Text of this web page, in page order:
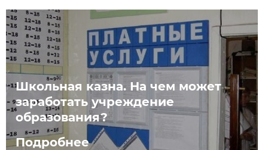
Школьная казна. На чем может
заработать учреждение
образования?
Подробнее